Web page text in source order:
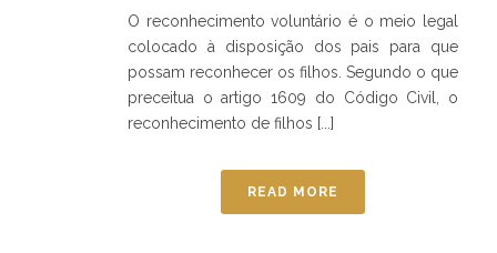
O reconhecimento voluntário é o meio legal
colocado à disposição dos pais para que
possam reconhecer os filhos. Segundo o que
preceitua o artigo 1609 do Código Civil, o
reconhecimento de filhos [...]
READ MORE